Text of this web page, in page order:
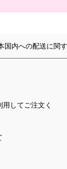
国内への配送に関
してご注文く